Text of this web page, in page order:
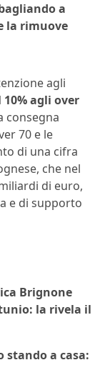
a
la rimuove
agli
agli over
consegna
70 e le
di una cifra
che nel
di euro,
e di supporto
Brignone
la rivela il
stando a casa: